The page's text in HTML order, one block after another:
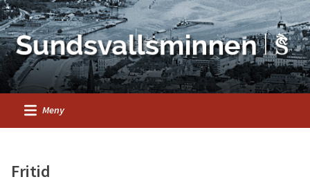
Meny
Fritid